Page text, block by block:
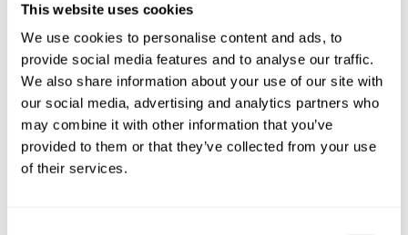
This website uses cookies
We use cookies to personalise content and ads, to
provide social media features and to analyse our traffic.
We also share information about your use of our site with
our social media, advertising and analytics partners who
may combine it with other information that you’ve
provided to them or that they’ve collected from your use
of their services.
Calafell?
¿Cuánto cuesta un Chef a Domicilio en Calafell?
¿Cómo puedo reservar un Chef a Domicilio en Calafell?